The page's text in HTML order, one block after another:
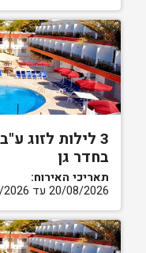
3 לילות לזוג
בחדר גן
תאריכי האירוח:
20/08/2026 עד 30/08/2026